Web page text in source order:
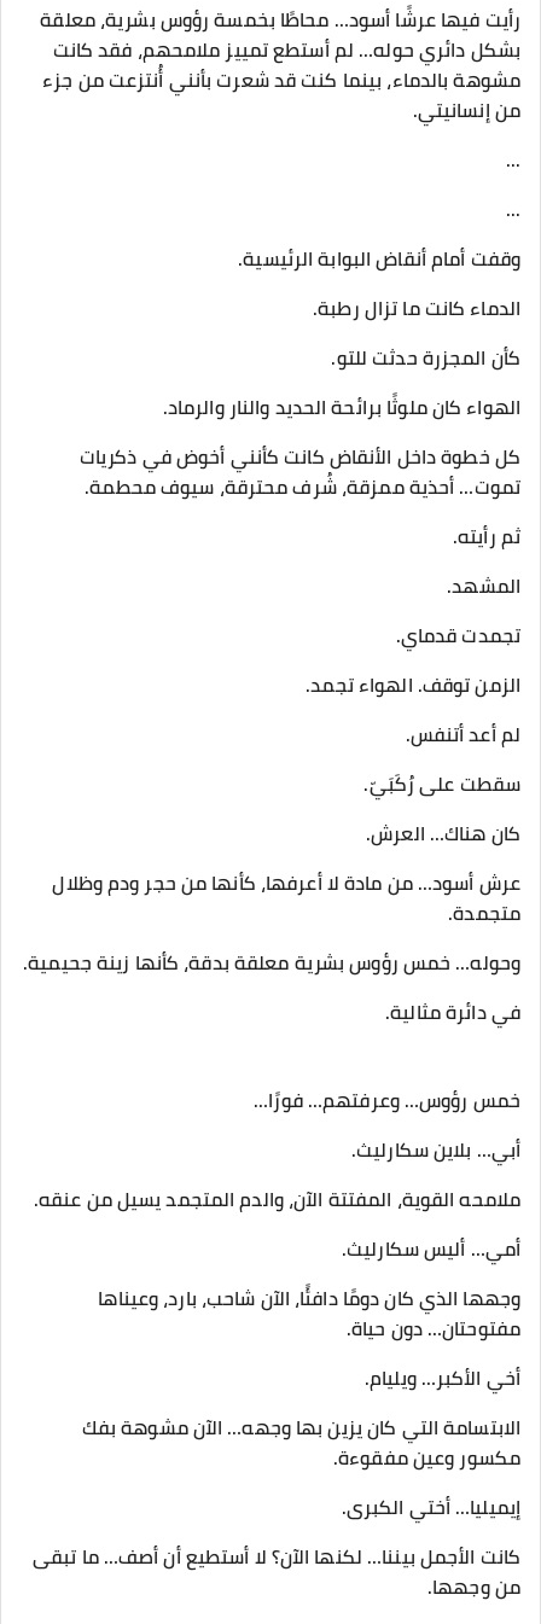
رأيت فيها عرشًا أسود… محاطًا بخمسة رؤوس بشرية، معلقة
بشكل دائري حوله… لم أستطع تمييز ملامحهم، فقد كانت
مشوهة بالدماء، بينما كنت قد شعرت بأنني أُنتزعت من جزء
من إنسانيتي.
...
...
وقفت أمام أنقاض البوابة الرئيسية.
الدماء كانت ما تزال رطبة.
كأن المجزرة حدثت للتو.
الهواء كان ملوثًا برائحة الحديد والنار والرماد.
كل خطوة داخل الأنقاض كانت كأنني أخوض في ذكريات
تموت… أحذية ممزقة، شُرف محترقة، سيوف محطمة.
ثم رأيته.
المشهد.
تجمدت قدماي.
الزمن توقف. الهواء تجمد.
لم أعد أتنفس.
سقطت على رُكَبَيّ.
كان هناك… العرش.
عرش أسود… من مادة لا أعرفها، كأنها من حجر ودم وظلال
متجمدة.
وحوله… خمس رؤوس بشرية معلقة بدقة، كأنها زينة جحيمية.
في دائرة مثالية.
خمس رؤوس… وعرفتهم… فورًا…
أبي… بلاين سكارليث.
ملامحه القوية، المفتتة الآن، والدم المتجمد يسيل من عنقه.
أمي… أليس سكارليث.
وجهها الذي كان دومًا دافئًا، الآن شاحب، بارد، وعيناها
مفتوحتان… دون حياة.
أخي الأكبر… ويليام.
الابتسامة التي كان يزين بها وجهه… الآن مشوهة بفك
مكسور وعين مفقوءة.
إيميليا… أختي الكبرى.
كانت الأجمل بيننا… لكنها الآن؟ لا أستطيع أن أصف… ما تبقى
من وجهها.